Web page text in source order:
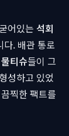
어있는 석회
다. 배관 통로
티슈들이 그
성하고 있었
찍한 팩트를